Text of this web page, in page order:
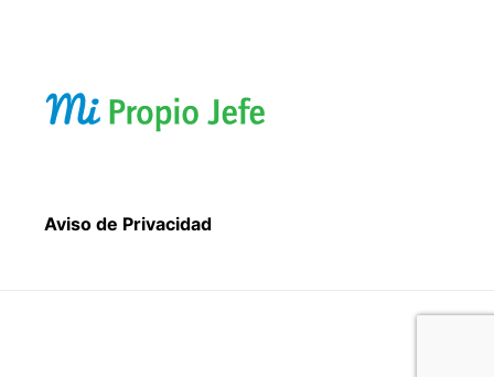
Aviso de Privacidad